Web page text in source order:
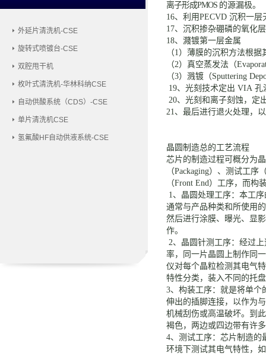
外延片清洗机-CSE
旋转式喷镀台-CSE
双腔甩干机
枚叶式清洗机-华林科纳CSE
自动供酸系统（CDS）-CSE
单片清洗机CSE
氢氟酸HF自动供液系统-CSE
离子形成PMOS 的源漏极。
16、利用PECVD 沉积一
17、沉积掺杂硼磷的氧化层
18、濺镀第一层金属
（1）薄膜的沉积方法根据
（2）真空蒸发法（
（3）溅镀（Sputtering
19、光刻技术定出 VIA
20、光刻和离子刻蚀，定
21、最后进行退火处理，
晶圆制造总的工艺流程
芯片的制造过程可概分为
（Packaging）、测试工
（Front End）工序，而构
1、晶圆处理工序：本工
通常与产品种类和所使用
然后进行涂膜、曝光、显
作。
2、晶圆针测工序：经过
率，同一片晶圆上制作同
仪对每个晶粒检测 其电气
特性分类，装入不同的托
3、 构装工序： 就是将单个
伸出的插脚连接，以作为
机械刮伤或高温破坏。到
褐色，两边或四边带有许
4、测试工序：芯片制造的
环境下测试其电气特性，